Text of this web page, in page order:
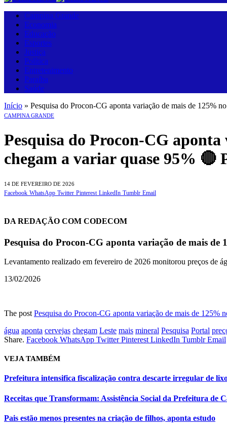
Campina Grande
Economia
Educação
Esportes
Justiça
Política
Entretenimento
Paraíba
Saúde
Início » Pesquisa do Procon-CG aponta variação de mais de 125%
CAMPINA GRANDE
Pesquisa do Procon-CG
chegam a variar quase 95% 🔴
14 DE FEVEREIRO DE 2026
Facebook WhatsApp Twitter Pinterest LinkedIn Tumblr Email
DA REDAÇÃO COM CODECOM
Pesquisa do Procon-CG aponta variação de mais
Levantamento realizado em fevereiro de 2026 monitorou preços de
13/02/2026
The post Pesquisa do Procon-CG aponta variação de mais de 125%
água aponta cervejas chegam Leste mais mineral Pesquisa Portal
Share. Facebook WhatsApp Twitter Pinterest LinkedIn Tumblr Email
VEJA TAMBÉM
Prefeitura intensifica fiscalização contra descarte irregular de
Receitas que Transformam: Assistência Social da Prefeitura
Pais estão menos presentes na criação de filhos, aponta estudo